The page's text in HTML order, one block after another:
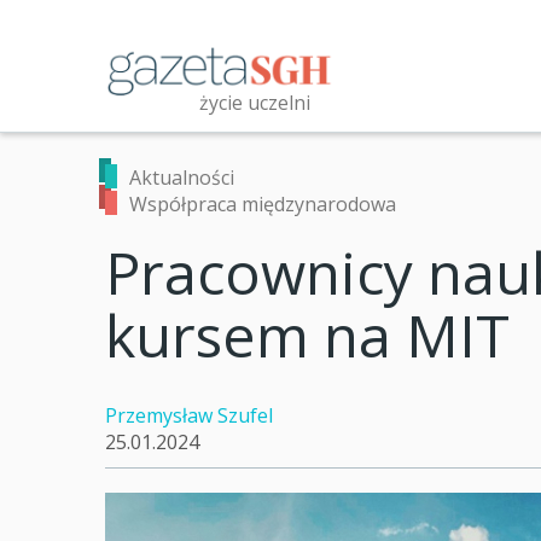
życie uczelni
Przeszukaj witrynę
Aktualności
Współpraca międzynarodowa
Pracownicy
kursem na MIT
Przemysław Szufel
25.01.2024